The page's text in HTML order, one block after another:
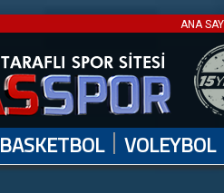
ANA
BASKETBOL | VOLEYBOL